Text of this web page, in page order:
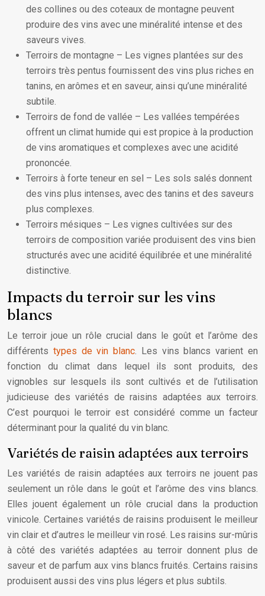
des collines ou des coteaux de montagne peuvent
produire des vins avec une minéralité intense et des
saveurs vives.
Terroirs de montagne – Les vignes plantées sur des
terroirs très pentus fournissent des vins plus riches en
tanins, en arômes et en saveur, ainsi qu’une minéralité
subtile.
Terroirs de fond de vallée – Les vallées tempérées
offrent un climat humide qui est propice à la production
de vins aromatiques et complexes avec une acidité
prononcée.
Terroirs à forte teneur en sel – Les sols salés donnent
des vins plus intenses, avec des tanins et des saveurs
plus complexes.
Terroirs mésiques – Les vignes cultivées sur des
terroirs de composition variée produisent des vins bien
structurés avec une acidité équilibrée et une minéralité
distinctive.
Impacts du terroir sur les vins
blancs
Le terroir joue un rôle crucial dans le goût et l’arôme des
différents types de vin blanc. Les vins blancs varient en
fonction du climat dans lequel ils sont produits, des
vignobles sur lesquels ils sont cultivés et de l’utilisation
judicieuse des variétés de raisins adaptées aux terroirs.
C’est pourquoi le terroir est considéré comme un facteur
déterminant pour la qualité du vin blanc.
Variétés de raisin adaptées aux terroirs
Les variétés de raisin adaptées aux terroirs ne jouent pas
seulement un rôle dans le goût et l’arôme des vins blancs.
Elles jouent également un rôle crucial dans la production
vinicole. Certaines variétés de raisins produisent le meilleur
vin clair et d’autres le meilleur vin rosé. Les raisins sur-mûris
à côté des variétés adaptées au terroir donnent plus de
saveur et de parfum aux vins blancs fruités. Certains raisins
produisent aussi des vins plus légers et plus subtils.